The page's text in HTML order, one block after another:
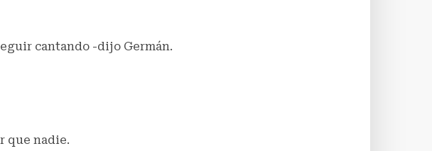
cantando -dijo Germán.
que nadie.